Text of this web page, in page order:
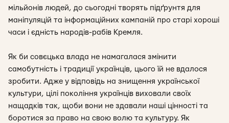
мільйонів людей, до сьогодні творять підґрунтя для
маніпуляцій та інформаційних кампаній про старі хороші
часи і єдність народів-рабів Кремля.
Як би совєцька влада не намагалася змінити
самобутність і традиції українців, цього їй не вдалося
зробити. Адже у відповідь на знищення української
культури, цілі покоління українців виховали своїх
нащадків так, щоби вони не здавали наші цінності та
боротися за право на свою волю та культуру. Як